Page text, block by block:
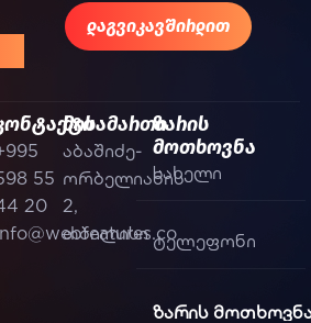
დაგვიკავშირდით
55
20
მისამართი
აბაშიძე-
ორბელიანის
2,
თბილისი
ზარის
მოთხოვნა